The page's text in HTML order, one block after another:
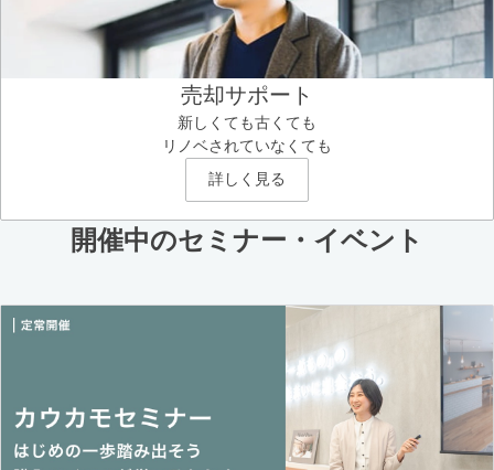
売却サポート
新しくても古くても
リノベされていなくても
詳しく見る
開催中のセミナー・イベント